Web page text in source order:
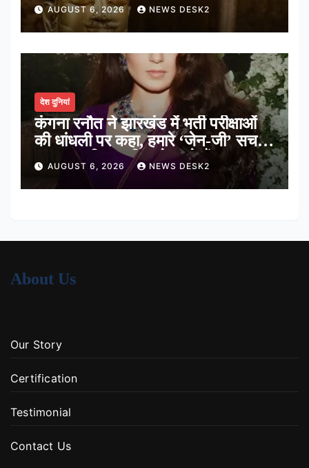
AUGUST 6, 2026 NEWS DESK2
देश दुनियां
कंगना रनौत ने झारखंड में भर्ती परीक्षाओं
की धांधली पर कहा, हमारे ‘जेन-जी’ सच में
हर तरह की तकलीफ झेल रहे हैं
AUGUST 6, 2026 NEWS DESK2
About Us
Our Story
Certification
Testimonial
Contact Us